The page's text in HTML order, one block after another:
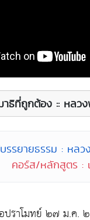
าธิที่ถูกต้อง :: หล
รรยายธรรม : หลว
คอร์ส/หลักสูตร :
ปราโมทย์ ๒๗ ม.ค.